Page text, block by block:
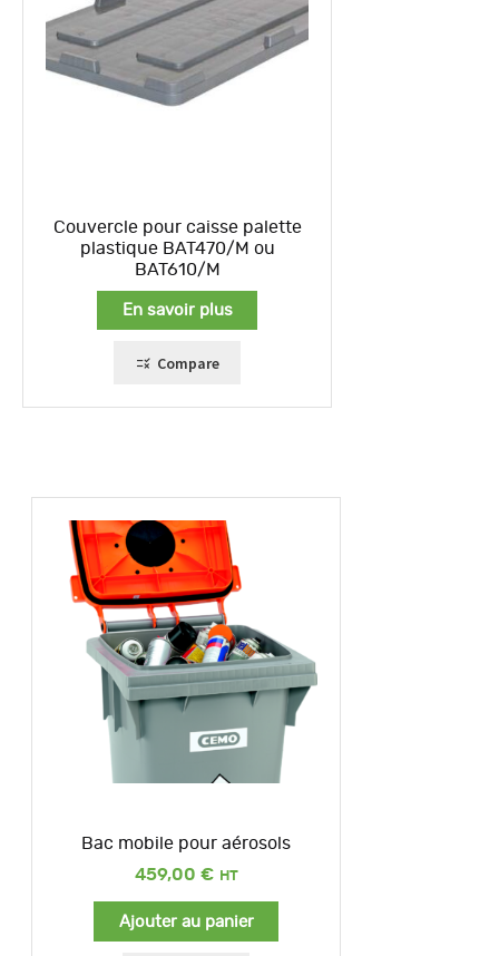
Couvercle pour caisse palette
plastique BAT470/M ou
BAT610/M
En savoir plus
Compare
Bac mobile pour aérosols
459,00 €
Ajouter au panier